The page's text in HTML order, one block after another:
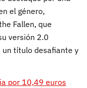
el género,
Fallen, que
versión 2.0
un título desafiante y
por 10,49 euros